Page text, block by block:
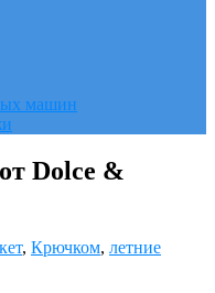
машин
Dolce &
, Крючком, летние